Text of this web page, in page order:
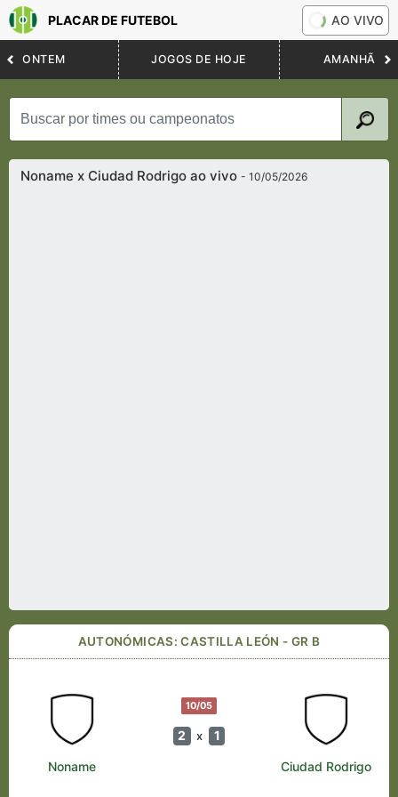
PLACAR DE FUTEBOL AO VIVO
ONTEM JOGOS DE HOJE AMANHÃ
Noname x Ciudad Rodrigo ao vivo- 10/05/2026
AUTONÓMICAS: CASTILLA LEÓN - GR B
10/05
2 x 1
Noname Ciudad Rodrigo